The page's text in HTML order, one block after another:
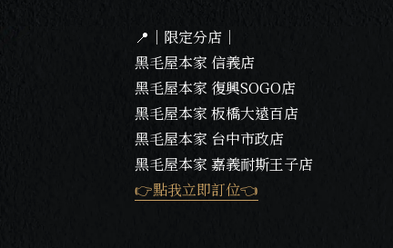
📍｜限定分店｜
黑毛屋本家 信義店
黑毛屋本家 復興SOGO店
黑毛屋本家 板橋大遠百店
黑毛屋本家 台中市政店
黑毛屋本家 嘉義耐斯王子店
👉點我立即訂位👈